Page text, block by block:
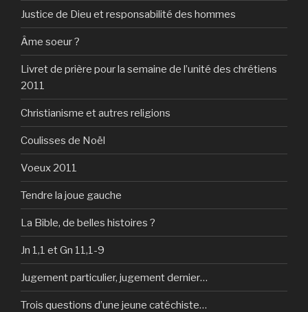
Justice de Dieu et responsabilité des hommes
Âme soeur ?
Livret de prière pour la semaine de l’unité des chrétiens
2011
Christianisme et autres religions
Coulisses de Noël
Voeux 2011
Tendre la joue gauche
La Bible, de belles histoires ?
Jn 1,1 et Gn 11,1-9
Jugement particulier, jugement dernier…
Trois questions d’une jeune catéchiste…